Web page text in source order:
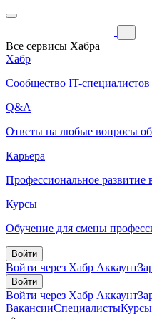
Все сервисы Хабра
Хабр
Сообщество IT-специалистов
Q&A
Ответы на любые вопросы
Карьера
Профессиональное развитие
Курсы
Обучение для смены
Войти
Войти через Хабр Аккаунт
Войти
Войти через Хабр Аккаунт
ВакансииСпециалисты